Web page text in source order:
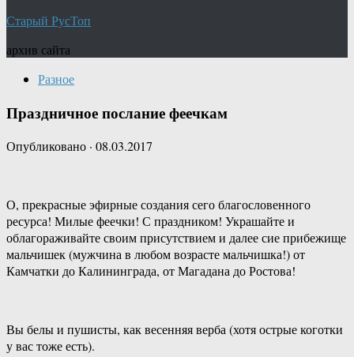
Старый РусТоп
архив сайта
Разное
Праздничное послание феечкам
Опубликовано · 08.03.2017
О, прекрасные эфирные создания сего благословенного
ресурса! Милые феечки! С праздником! Украшайте и
облагораживайте своим присутствием и далее сие прибежище
мальчишек (мужчина в любом возрасте мальчишка!) от
Камчатки до Калининграда, от Магадана до Ростова!
Вы белы и пушисты, как весенняя верба (хотя острые коготки
у вас тоже есть).